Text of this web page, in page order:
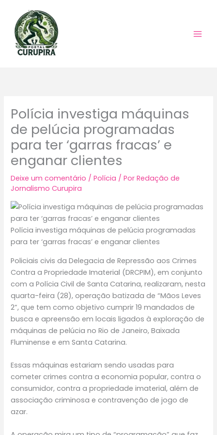
conteúdo
Polícia investiga máquinas
de pelúcia programadas
para ter ‘garras fracas’ e
enganar clientes
Deixe um comentário /Polícia / PorRedação de
Jornalismo Curupira
Polícia investiga máquinas de pelúcia programadas
para ter ‘garras fracas’ e enganar clientes
Policiais civis da Delegacia de Repressão aos Crimes
Contra a Propriedade Imaterial (DRCPIM), em conjunto
com a Polícia Civil de Santa Catarina, realizaram, nesta
quarta-feira (28), operação batizada de “Mãos Leves
2”, que tem como objetivo cumprir 19 mandados de
busca e apreensão em locais ligados à exploração de
máquinas de pelúcia no Rio de Janeiro, Baixada
Fluminense e em Santa Catarina.
Essas máquinas estariam sendo usadas para
cometer crimes contra a economia popular, contra o
consumidor, contra a propriedade imaterial, além de
associação criminosa e contravenção de jogo de
azar.